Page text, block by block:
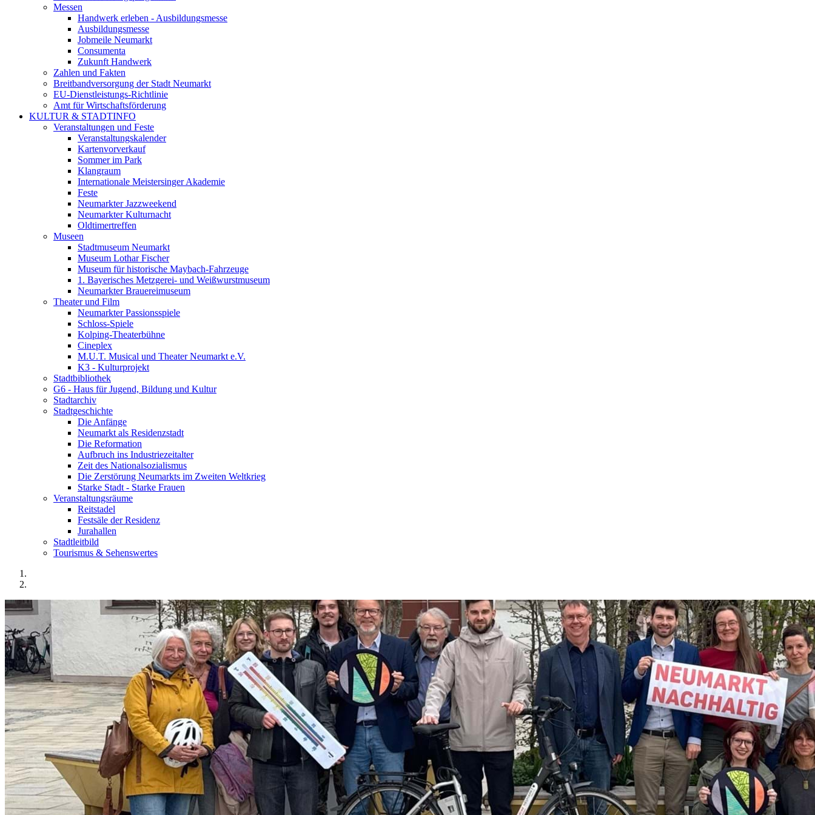
Messen
Handwerk erleben - Ausbildungsmesse
Ausbildungsmesse
Jobmeile Neumarkt
Consumenta
Zukunft Handwerk
Zahlen und Fakten
Breitbandversorgung der Stadt Neumarkt
EU-Dienstleistungs-Richtlinie
Amt für Wirtschaftsförderung
KULTUR & STADTINFO
Veranstaltungen und Feste
Veranstaltungskalender
Kartenvorverkauf
Sommer im Park
Klangraum
Internationale Meistersinger Akademie
Feste
Neumarkter Jazzweekend
Neumarkter Kulturnacht
Oldtimertreffen
Museen
Stadtmuseum Neumarkt
Museum Lothar Fischer
Museum für historische Maybach-Fahrzeuge
1. Bayerisches Metzgerei- und Weißwurstmuseum
Neumarkter Brauereimuseum
Theater und Film
Neumarkter Passionsspiele
Schloss-Spiele
Kolping-Theaterbühne
Cineplex
M.U.T. Musical und Theater Neumarkt e.V.
K3 - Kulturprojekt
Stadtbibliothek
G6 - Haus für Jugend, Bildung und Kultur
Stadtarchiv
Stadtgeschichte
Die Anfänge
Neumarkt als Residenzstadt
Die Reformation
Aufbruch ins Industriezeitalter
Zeit des Nationalsozialismus
Die Zerstörung Neumarkts im Zweiten Weltkrieg
Starke Stadt - Starke Frauen
Veranstaltungsräume
Reitstadel
Festsäle der Residenz
Jurahallen
Stadtleitbild
Tourismus & Sehenswertes